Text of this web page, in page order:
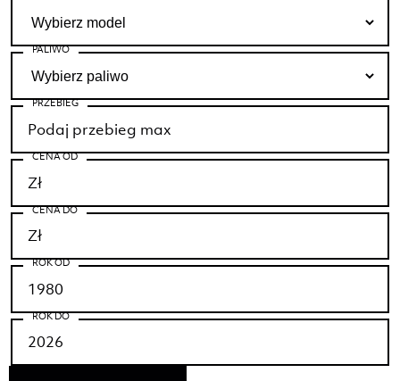
PALIWO
PRZEBIEG
CENA OD
CENA DO
ROK OD
ROK DO